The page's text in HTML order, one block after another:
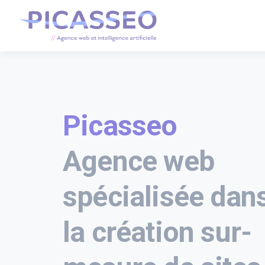
Picasseo
Agence web
spécialisée
la création sur-